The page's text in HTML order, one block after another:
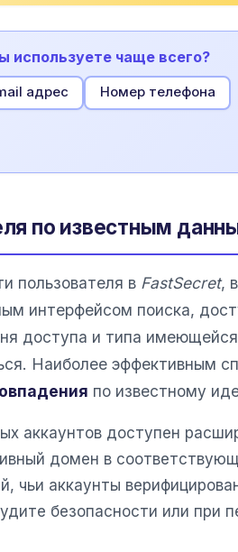
используете чаще всего?
адрес Номер телефона
по известным
пользователя в FastSecret,
интерфейсом поиска,
доступа и типа
Наиболее эффективным
по известному
аккаунтов доступен
домен в
чьи аккаунты
безопасности или при